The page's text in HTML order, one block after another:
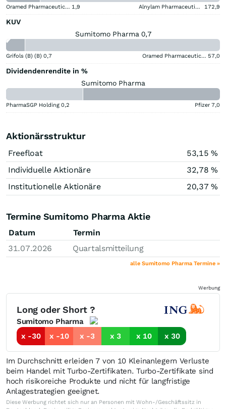
Oramed Pharmaceuticals 1,9 Alnylam Pharmaceuticals 172,9
KUV
Sumitomo Pharma 0,7
Grifols (B) (B) 0,7 Oramed Pharmaceuticals 57,0
Dividendenrendite in %
Sumitomo Pharma
PharmaSGP Holding 0,2 Pfizer 7,0
Aktionärsstruktur
Freefloat
53,15 %
Individuelle Aktionäre
32,78 %
Institutionelle Aktionäre
20,37 %
Termine Sumitomo Pharma Aktie
Datum
Termin
31.07.2026
Quartalsmitteilung
alle Sumitomo Pharma Termine »
Werbung
Long oder Short ?
Sumitomo Pharma
x -30
x -10 x -3 x 3 x 10 x 30
Im Durchschnitt erleiden 7 von 10 Kleinanlegern Verluste
beim Handel mit Turbo-Zertifikaten. Turbo-Zertifikate sind
hoch risikoreiche Produkte und nicht für langfristige
Anlagestrategien geeignet.
Diese Werbung richtet sich nur an Personen mit Wohn-/Geschäftssitz in